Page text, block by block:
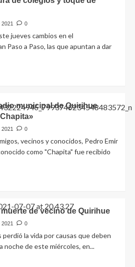
2021 0
jueves cambios en el
Paso a Paso, las que apuntan a dar
municipal de Quirihue
2021 0
vecinos y conocidos, Pedro Emir
como "Chapita" fue recibido
de vecino de Quirihue
2021 0
la vida por causas que deben
noche de este miércoles, en...